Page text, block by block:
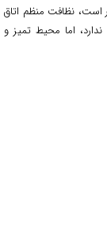
است، نظافت منظم اتاق‌
اما محیط تمیز و